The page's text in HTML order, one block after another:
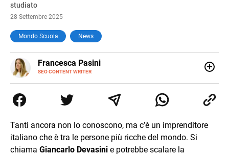
studiato
28 Settembre 2025
Mondo Scuola News
Francesca Pasini
SEO CONTENT WRITER
E-
MAIL
le diverse sfumature dell'informazione e quelle storie di
vita che parlano di luoghi, viaggi unici, cultura e lifestyle,
Tanti ancora non lo conoscono, ma c’è un imprenditore
italiano che è tra le persone più ricche del mondo. Si
chiama Giancarlo Devasini e potrebbe scalare la